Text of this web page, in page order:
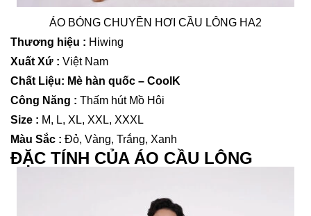
ÁO BÓNG CHUYỀN HƠI CẦU LÔNG HA2
Thương hiệu : Hiwing
Xuất Xứ : Việt Nam
Chất Liệu: Mè hàn quốc – CoolK
Công Năng : Thấm hút Mồ Hôi
Size : M, L, XL, XXL, XXXL
Màu Sắc : Đỏ, Vàng, Trắng, Xanh
ĐẶC TÍNH CỦA ÁO CẦU LÔNG